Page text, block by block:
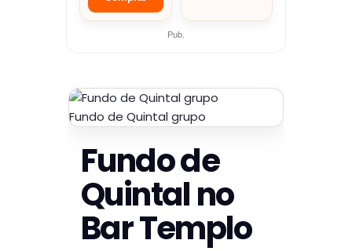
Pub.
Fundo de Quintal grupo
Fundo de
Quintal no
Bar Templo